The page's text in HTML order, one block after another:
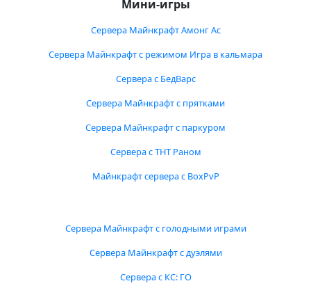
Мини-игры
Сервера Майнкрафт Амонг Ас
Сервера Майнкрафт с режимом Игра в кальмара
Сервера с БедВарс
Сервера Майнкрафт с прятками
Сервера Майнкрафт с паркуром
Сервера с ТНТ Раном
Майнкрафт сервера с BoxPvP
Сервера Майнкрафт с голодными играми
Сервера Майнкрафт с дуэлями
Сервера с КС: ГО